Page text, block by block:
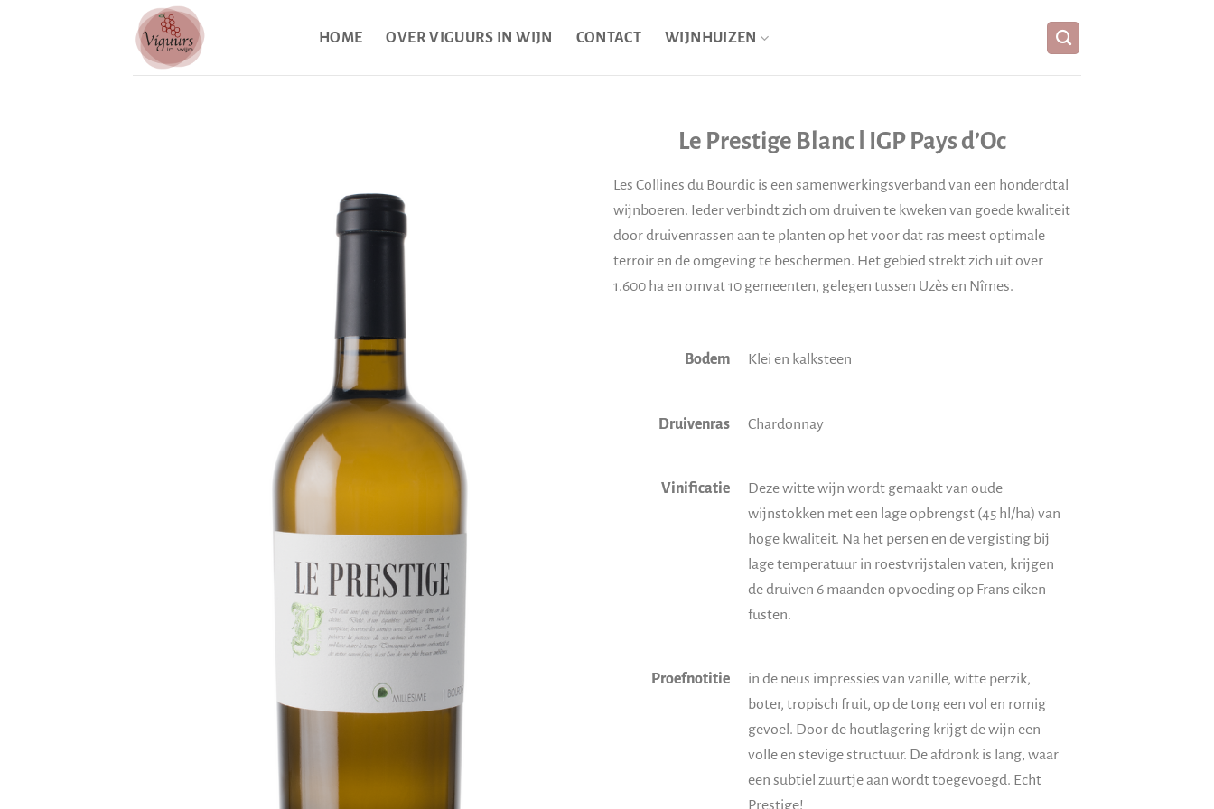
HOME OVER VIGUURS IN WIJN CONTACT WIJNHUIZEN
Le Prestige Blanc ǀ IGP Pays d’Oc
Les Collines du Bourdic is een samenwerkingsverband van een honderdtal
wijnboeren. Ieder verbindt zich om druiven te kweken van goede kwaliteit
door druivenrassen aan te planten op het voor dat ras meest optimale
terroir en de omgeving te beschermen. Het gebied strekt zich uit over
1.600 ha en omvat 10 gemeenten, gelegen tussen Uzès en Nîmes.
Bodem Klei en kalksteen
Druivenras Chardonnay
Vinificatie
Deze witte wijn wordt gemaakt van oude
wijnstokken met een lage opbrengst (45 hl/ha) van
hoge kwaliteit. Na het persen en de vergisting bij
lage temperatuur in roestvrijstalen vaten, krijgen
de druiven 6 maanden opvoeding op Frans eiken
fusten.
Proefnotitie
in de neus impressies van vanille, witte perzik,
boter, tropisch fruit, op de tong een vol en romig
gevoel. Door de houtlagering krijgt de wijn een
volle en stevige structuur. De afdronk is lang, waar
een subtiel zuurtje aan wordt toegevoegd. Echt
Prestige!